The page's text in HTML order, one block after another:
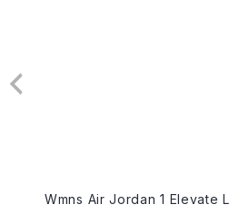
1 Elevate Low 'University Blue'